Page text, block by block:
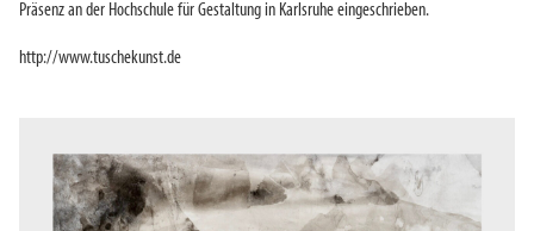
Präsenz an der Hochschule für Gestaltung in Karlsruhe eingeschrieben.
http://www.tuschekunst.de